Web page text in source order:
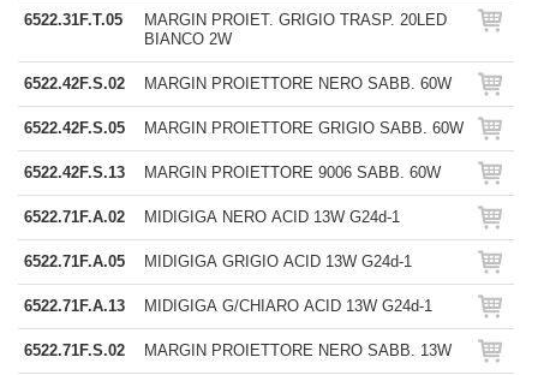
6522.31F.T.05
MARGIN PROIET. GRIGIO TRASP. 20LED
BIANCO 2W
6522.42F.S.02 MARGIN PROIETTORE NERO SABB. 60W
6522.42F.S.05 MARGIN PROIETTORE GRIGIO SABB. 60W
6522.42F.S.13 MARGIN PROIETTORE 9006 SABB. 60W
6522.71F.A.02 MIDIGIGA NERO ACID 13W G24d-1
6522.71F.A.05 MIDIGIGA GRIGIO ACID 13W G24d-1
6522.71F.A.13 MIDIGIGA G/CHIARO ACID 13W G24d-1
6522.71F.S.02 MARGIN PROIETTORE NERO SABB. 13W